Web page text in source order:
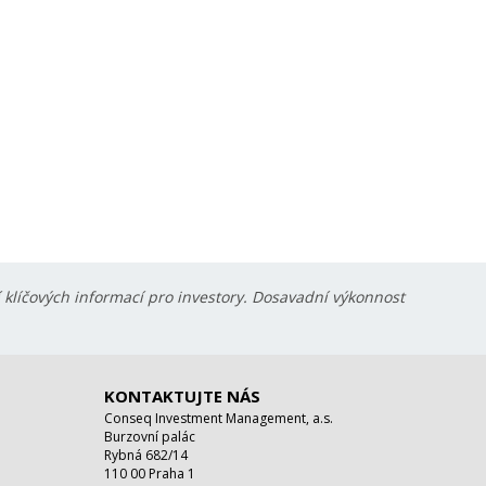
informací pro investory. Dosavadní výkonnost
KONTAKTUJTE NÁS
Conseq Investment Management, a.s.
Burzovní palác
Rybná 682/14
110 00 Praha 1